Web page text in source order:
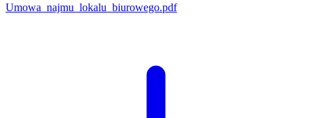
Umowa_najmu_lokalu_biurowego.pdf